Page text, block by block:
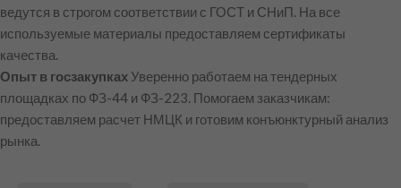
ведутся в строгом соответствии с ГОСТ и СНиП. На все
используемые материалы предоставляем сертификаты
качества.
Опыт в госзакупках Уверенно работаем на тендерных
площадках по ФЗ-44 и ФЗ-223. Помогаем заказчикам:
предоставляем расчет НМЦК и готовим конъюнктурный анализ
рынка.